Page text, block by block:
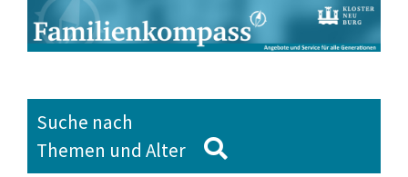
Suche nach
Themen und Alter